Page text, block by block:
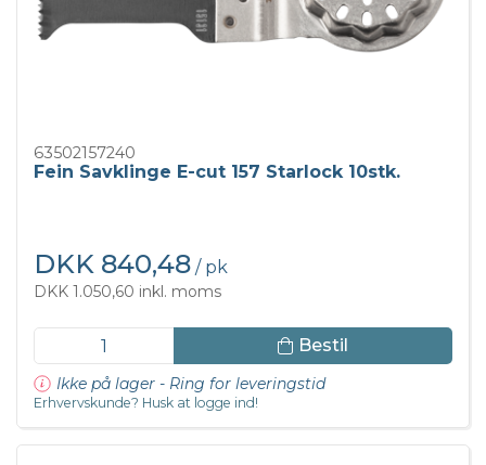
63502157240
Fein Savklinge E-cut 157 Starlock 10stk.
DKK 840,48 / pk
DKK 1.050,60 inkl. moms
Bestil
Ikke på lager - Ring for leveringstid
Erhvervskunde? Husk at logge ind!